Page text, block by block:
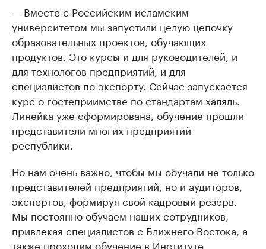
— Вместе с Российским исламским
университетом мы запустили целую цепочку
образовательных проектов, обучающих
продуктов. Это курсы и для руководителей, и
для технологов предприятий, и для
специалистов по экспорту. Сейчас запускается
курс о гостеприимстве по стандартам халяль.
Линейка уже сформирована, обучение прошли
представители многих предприятий
республики.
Но нам очень важно, чтобы мы обучали не только
представителей предприятий, но и аудиторов,
экспертов, формируя свой кадровый резерв.
Мы постоянно обучаем наших сотрудников,
привлекая специалистов с Ближнего Востока, а
также проходим обучение в Институте